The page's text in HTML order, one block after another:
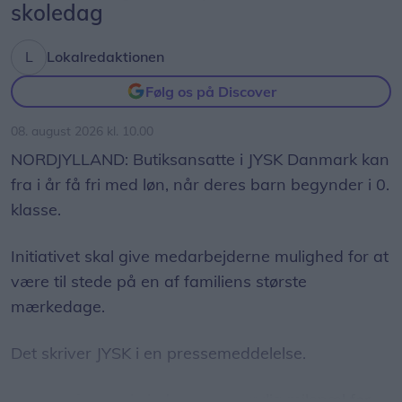
dens betydning for livet på Jorden og vores plads i
fælles oplevelse – og inspirere til ny viden og
nysgerrighed på naturvidenskab, siger Tina Ibsen,
der er astrofysiker og en af initiativtagerne til
Sol26.
Herunder får man et overblik over, hvornår
solformørkelsen rammer forskellige steder i
skoledag
Lokalredaktionen
Følg os på Discover
08. august 2026 kl. 10.00
NORDJYLLAND: Butiksansatte i JYSK Danmark kan
fra i år få fri med løn, når deres barn begynder i 0.
klasse.
Initiativet skal give medarbejderne mulighed for at
være til stede på en af familiens største
mærkedage.
Det skriver JYSK i en pressemeddelelse.